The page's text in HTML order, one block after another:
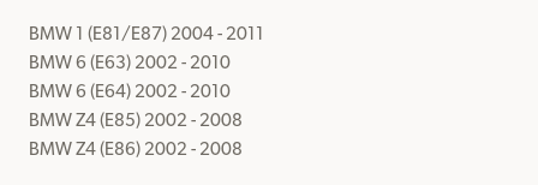
BMW 1 (E81/E87) 2004 - 2011
BMW 6 (E63) 2002 - 2010
BMW 6 (E64) 2002 - 2010
BMW Z4 (E85) 2002 - 2008
BMW Z4 (E86) 2002 - 2008